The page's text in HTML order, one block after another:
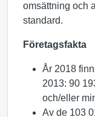
omsättning och
standard.
Företagsfakta
År 2018
2013: 90
och/eller
Av de 103